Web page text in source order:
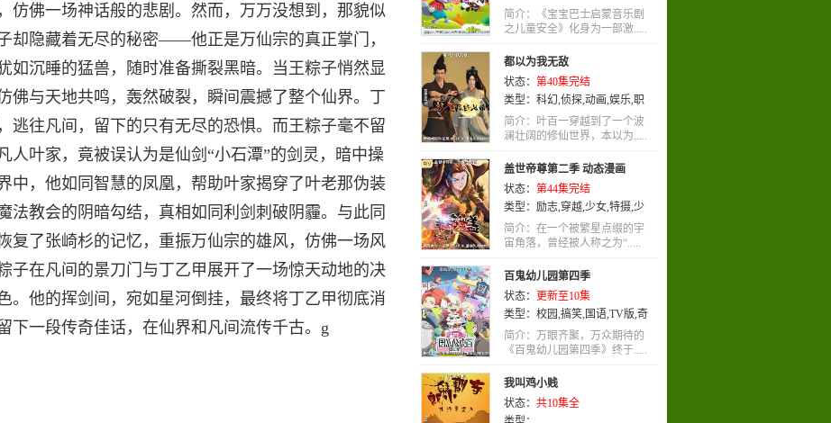
第69集 第70集
仿佛一场神话般的悲剧。然而，万万没想到，那貌似
却隐藏着无尽的秘密——他正是万仙宗的真正掌门，
如沉睡的猛兽，随时准备撕裂黑暗。当王粽子悄然显
佛与天地共鸣，轰然破裂，瞬间震撼了整个仙界。丁
逃往凡间，留下的只有无尽的恐惧。而王粽子毫不留
人叶家，竟被误认为是仙剑“小石潭”的剑灵，暗中操
中，他如同智慧的凤凰，帮助叶家揭穿了叶老那伪装
法教会的阴暗勾结，真相如同利剑刺破阴霾。与此同
复了张崎杉的记忆，重振万仙宗的雄风，仿佛一场风
子在凡间的景刀门与丁乙甲展开了一场惊天动地的决
。他的挥剑间，宛如星河倒挂，最终将丁乙甲彻底消
下一段传奇佳话，在仙界和凡间流传千古。g
械,国语
简介：《宝宝巴士启蒙音乐剧
之儿童安全》化身为一部激.....
都以为我无敌
状态： 第40集完结
类型： 科幻,侦探,动画,娱乐,职
业,国语
简介：叶百一穿越到了一个波
澜壮阔的修仙世界，本以为.....
盖世帝尊第二季 动态漫画
状态： 第44集完结
类型： 励志,穿越,少女,特摄,少
年,国语,动画
简介：在一个被繁星点缀的宇
宙角落，曾经被人称之为“.....
百鬼幼儿园第四季
状态： 更新至10集
类型： 校园,搞笑, 国语,TV版,奇
幻
简介：万眼齐聚，万众期待的
《百鬼幼儿园第四季》终于.....
我叫鸡小贱
状态： 共10集全